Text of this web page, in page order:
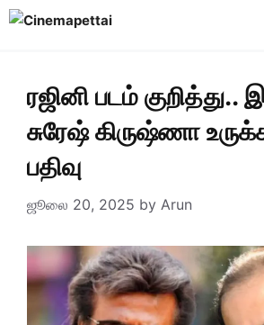
Skip
ரஜினி படம் குறித்து..
சுரேஷ் கிருஷ்ணா
பதிவு
ஜூலை 20, 2025 by Arun